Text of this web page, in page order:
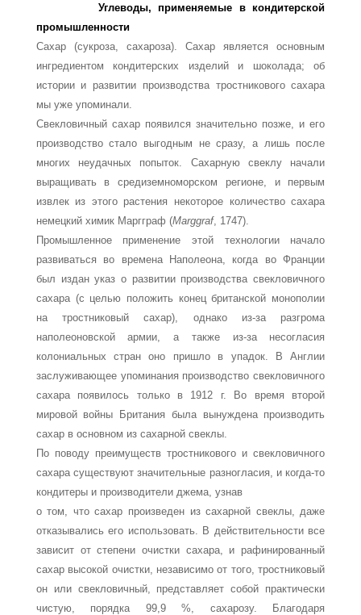
Углеводы, применяемые в кондитерской
промышленности
Сахар (сукроза, сахароза). Сахар является основным
ингредиентом конди­терских изделий и шоколада; об
истории и развитии производства тростникового сахара
мы уже упоминали.
Свекловичный сахар появился значительно позже, и его
производство стало выгодным не сразу, а лишь после
многих неудачных попыток. Сахарную свеклу на­чали
выращивать в средиземноморском регионе, и первым
извлек из этого растения некоторое количество сахара
немецкий химик Маргграф (Marggraf, 1747).
Промышленное применение этой технологии начало
развиваться во времена На­полеона, когда во Франции
был издан указ о развитии производства свекловичного
сахара (с целью положить конец британской монополии
на тростниковый сахар), од­нако из-за разгрома
наполеоновской армии, а также из-за несогласия
колониальных стран оно пришло в упадок. В Англии
заслуживающее упоминания производство свекловичного
сахара появилось только в 1912 г. Во время второй
мировой войны Британия была вынуждена производить
сахар в основном из сахарной свеклы.
По поводу преимуществ тростникового и свекловичного
сахара существуют значительные разногласия, и когда-то
кондитеры и производители джема, узнав
о том, что сахар произведен из сахарной свеклы, даже
отказывались его использо­вать. В действительности все
зависит от степени очистки сахара, и рафинирован­ный
сахар высокой очистки, независимо от того, тростниковый
он или свеклович­ный, представляет собой практически
чистую, порядка 99,9 %, сахарозу. Благодаря